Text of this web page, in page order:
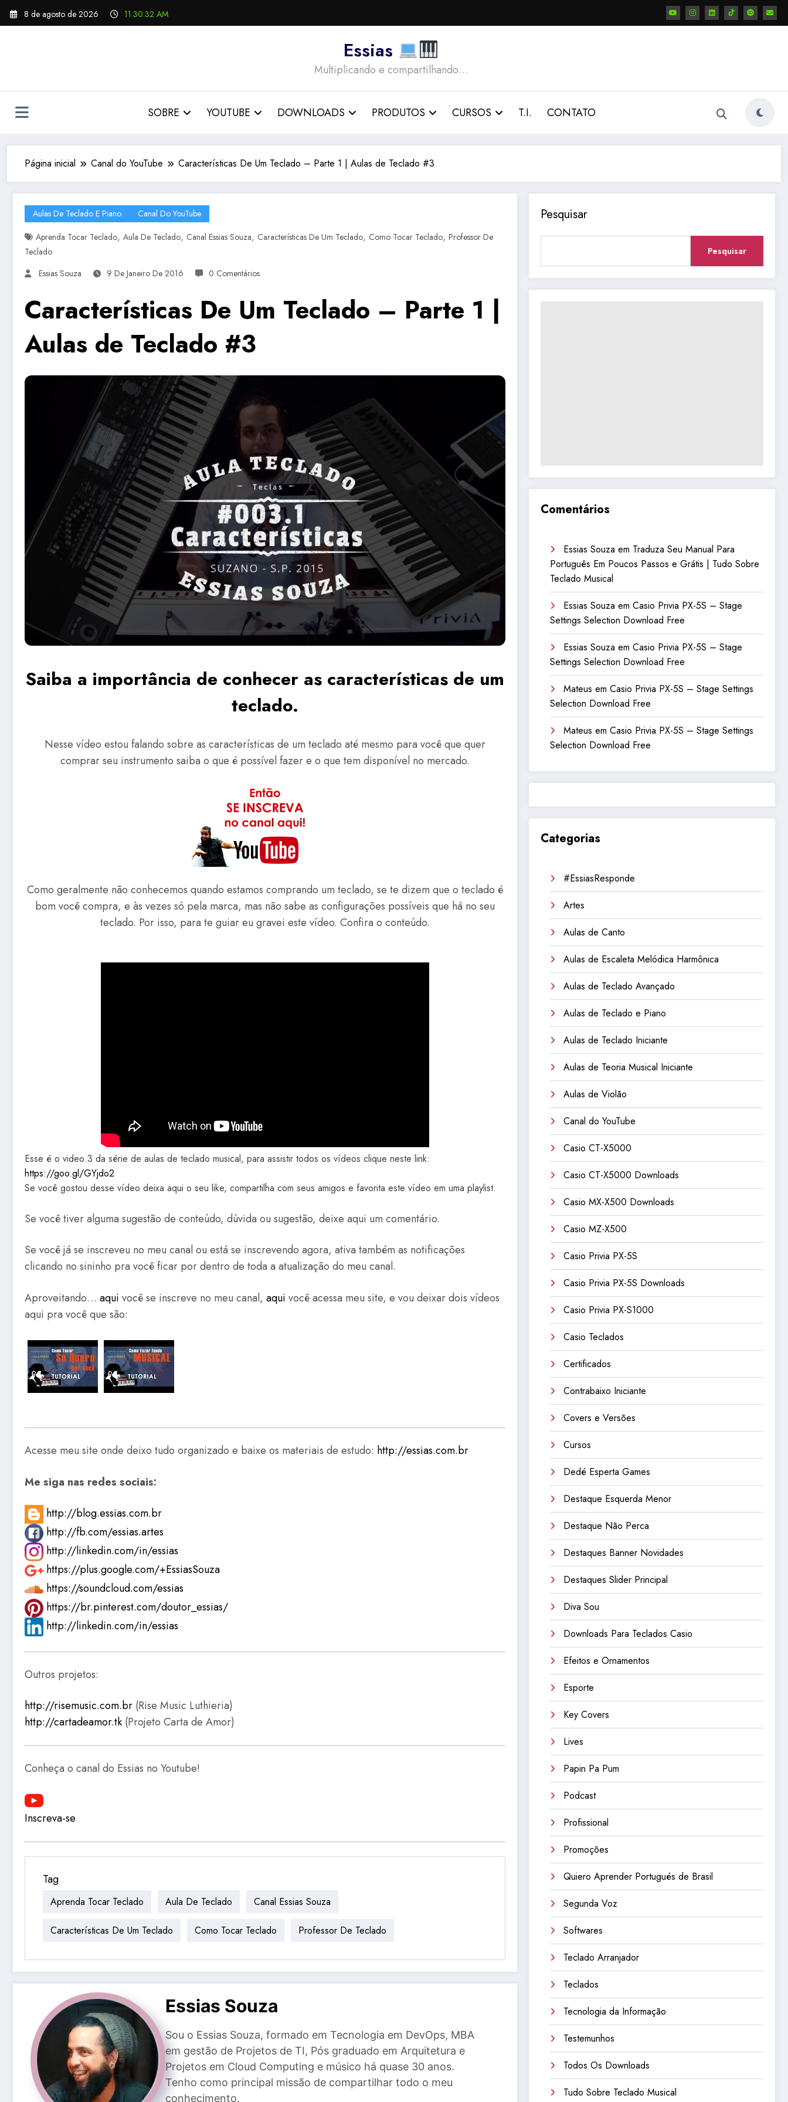
Pular
para
8 de agosto de 2026 11:30:33 AM
Essias
Multiplicando e compartilhando…
SOBRE YOUTUBE DOWNLOADS PRODUTOS CURSOS T.I. CONTATO
Página inicial Canal do YouTube Características De Um Teclado – Parte 1 | Aulas de Teclado #3
Aulas De Teclado E Piano
Canal Do YouTube
Aprenda Tocar Teclado, Aula De Teclado, Canal Essias Souza, Características De Um Teclado, Como Tocar Teclado, Professor De
Teclado
Essias Souza
9 De Janeiro De 2016 0 Comentários
Características De Um Teclado – Parte 1 |
Aulas de Teclado #3
Saiba a importância de conhecer as características de um
teclado.
Nesse vídeo estou falando sobre as características de um teclado até mesmo para você que quer
comprar seu instrumento saiba o que é possível fazer e o que tem disponível no mercado.
Como geralmente não conhecemos quando estamos comprando um teclado, se te dizem que o teclado é
bom você compra, e às vezes só pela marca, mas não sabe as configurações possíveis que há no seu
teclado. Por isso, para te guiar eu gravei este vídeo. Confira o conteúdo.
Esse é o video 3 da série de aulas de teclado musical, para assistir todos os vídeos clique neste link:
https://goo.gl/GYjdo2
Se você gostou desse vídeo deixa aqui o seu like, compartilha com seus amigos e favorita este vídeo em uma playlist.
Se você tiver alguma sugestão de conteúdo, dúvida ou sugestão, deixe aqui um comentário.
Se você já se inscreveu no meu canal ou está se inscrevendo agora, ativa também as notificações
clicando no sininho pra você ficar por dentro de toda a atualização do meu canal.
Aproveitando… aqui você se inscreve no meu canal, aqui você acessa meu site, e vou deixar dois vídeos
aqui pra você que são:
Acesse meu site onde deixo tudo organizado e baixe os materiais de estudo: http://essias.com.br
Me siga nas redes sociais:
http://blog.essias.com.br
http://fb.com/essias.artes
http://linkedin.com/in/essias
https://plus.google.com/+EssiasSouza
https://soundcloud.com/essias
https://br.pinterest.com/doutor_essias/
http://linkedin.com/in/essias
Outros projetos:
http://risemusic.com.br (Rise Music Luthieria)
http://cartadeamor.tk (Projeto Carta de Amor)
Conheça o canal do Essias no Youtube!
Inscreva-se
Tag
Aprenda Tocar Teclado Aula De Teclado Canal Essias Souza
Características De Um Teclado Como Tocar Teclado Professor De Teclado
Essias Souza
Sou o Essias Souza, formado em Tecnologia em DevOps, MBA
em gestão de Projetos de TI, Pós graduado em Arquitetura e
Projetos em Cloud Computing e músico há quase 30 anos.
Tenho como principal missão de compartilhar todo o meu
conhecimento.
Pesquisar
Pesquisar
Comentários
Essias Souza em Traduza Seu Manual Para
Português Em Poucos Passos e Grátis | Tudo Sobre
Teclado Musical
Essias Souza emCasio Privia PX-5S – Stage
Settings Selection Download Free
Essias Souza emCasio Privia PX-5S – Stage
Settings Selection Download Free
Mateus emCasio Privia PX-5S – Stage Settings
Selection Download Free
Mateus emCasio Privia PX-5S – Stage Settings
Selection Download Free
Categorias
#EssiasResponde
Artes
Aulas de Canto
Aulas de Escaleta Melódica Harmônica
Aulas de Teclado Avançado
Aulas de Teclado e Piano
Aulas de Teclado Iniciante
Aulas de Teoria Musical Iniciante
Aulas de Violão
Canal do YouTube
Casio CT-X5000
Casio CT-X5000 Downloads
Casio MX-X500 Downloads
Casio MZ-X500
Casio Privia PX-5S
Casio Privia PX-5S Downloads
Casio Privia PX-S1000
Casio Teclados
Certificados
Contrabaixo Iniciante
Covers e Versões
Cursos
Dedé Esperta Games
Destaque Esquerda Menor
Destaque Não Perca
Destaques Banner Novidades
Destaques Slider Principal
Diva Sou
Downloads Para Teclados Casio
Efeitos e Ornamentos
Esporte
Key Covers
Lives
Papin Pa Pum
Podcast
Profissional
Promoções
Quiero Aprender Portugués de Brasil
Segunda Voz
Softwares
Teclado Arranjador
Teclados
Tecnologia da Informação
Testemunhos
Todos Os Downloads
Tudo Sobre Teclado Musical